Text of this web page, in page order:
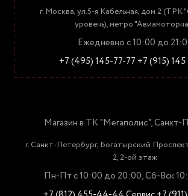
г. Москва, ул.5-я Кабельная, дом 2 (ТРК
уровень), метро
Ежедневно с 10:00 до
+7 (495) 145-77-77 +7 (915)
Магазин в ТК "Мегаполис", Санкт-
г. Санкт-Петербург, Богатырский
2, 2-ой этаж
Пн-Пт с 10:00 до 20:00, Сб-Вск